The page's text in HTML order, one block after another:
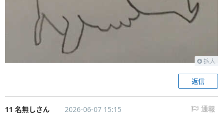
拡大
返信
11 名無しさん 2026-06-07 15:15 通報